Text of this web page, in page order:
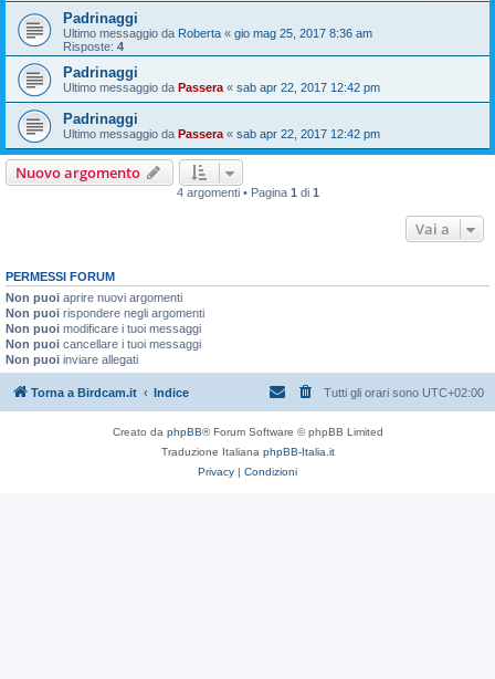
Padrinaggi
Ultimo messaggio da Roberta « gio mag 25, 2017 8:36 am
Risposte: 4
Padrinaggi
Ultimo messaggio da Passera « sab apr 22, 2017 12:42 pm
Padrinaggi
Ultimo messaggio da Passera « sab apr 22, 2017 12:42 pm
Nuovo argomento
4 argomenti • Pagina 1 di 1
Vai a
PERMESSI FORUM
Non puoi aprire nuovi argomenti
Non puoi rispondere negli argomenti
Non puoi modificare i tuoi messaggi
Non puoi cancellare i tuoi messaggi
Non puoi inviare allegati
Torna a Birdcam.it Indice Tutti gli orari sono UTC+02:00
Creato da phpBB® Forum Software © phpBB Limited
Traduzione Italiana phpBB-Italia.it
Privacy | Condizioni